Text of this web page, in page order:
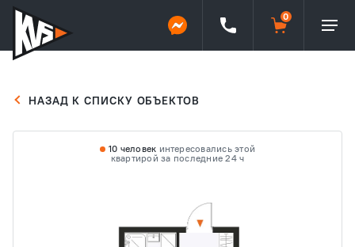
НАЗАД К СПИСКУ ОБЪЕКТОВ
10 человек интересовались этой
квартирой за последние 24 ч